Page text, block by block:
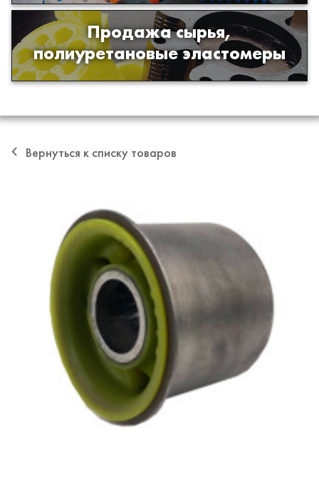
Продажа сырья,
полиуретановые эластомеры
Продажа сырья для производства
изделий из полиуретана
Вернуться к списку товаров